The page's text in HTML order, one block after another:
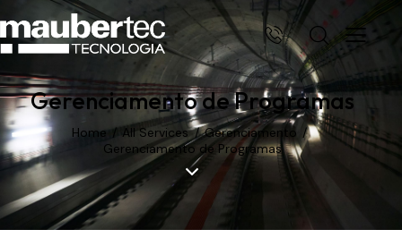
Gerenciamento de Programas
Home All Services
Gerenciamento
Gerenciamento de Programas